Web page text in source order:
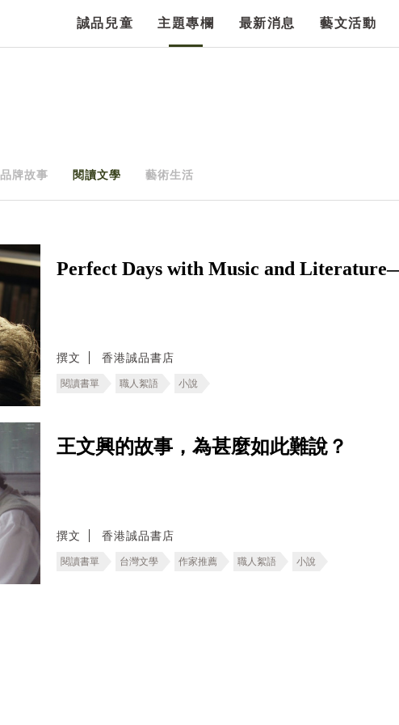
誠品兒童 主題專欄 最新消息 藝文活動
品牌故事 閱讀文學 藝術生活
Perfect Days with Music and
撰文 香港誠品書店
閱讀書單 職人絮語 小說
王文興的故事，為甚麼如此難說？
撰文 香港誠品書店
閱讀書單 台灣文學 作家推薦 職人絮語 小說